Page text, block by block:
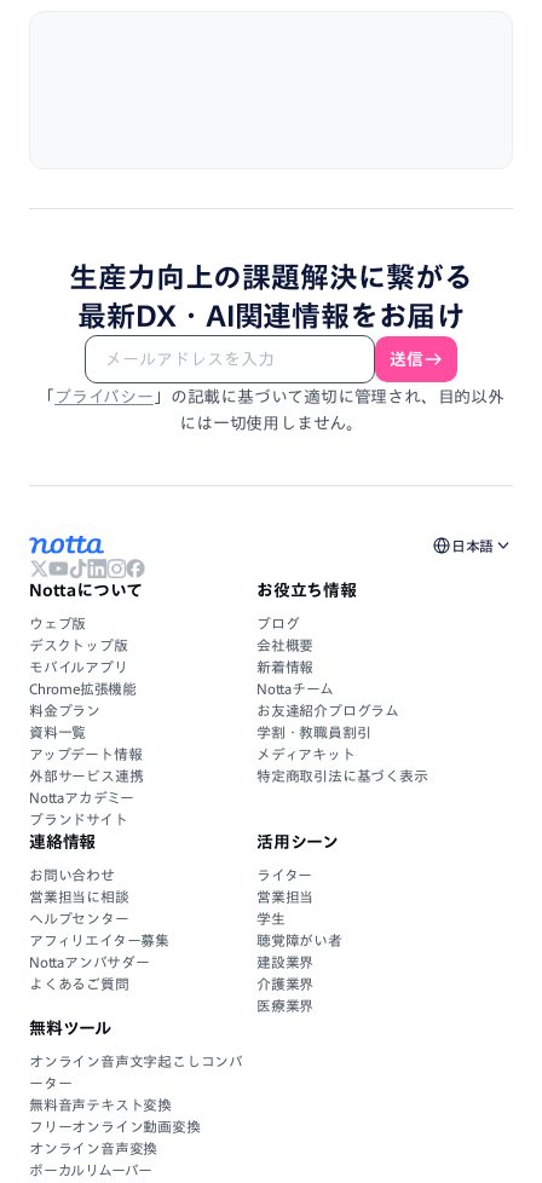
生産力向上の課題解決に繋がる
最新DX・ AI関連情報を お届け
送信
「 プライバシー 」 の記載に基づいて適切に管理され、
目的以外
には一切使用しません。
日本語
Nottaについて
ウェブ版
デスクトップ版
モバイルアプリ
Chrome拡張機能
料金プラン
資料一覧
アップデート情報
外部サービス連携
Nottaアカデミー
ブランドサイト
お役立ち情報
ブログ
会社概要
新着情報
Nottaチーム
お友達紹介プログラム
学割・教職員割引
メディアキット
特定商取引法に基づく表示
連絡情報
お問い合わせ
営業担当に相談
ヘルプセンター
アフィリエイター募集
Nottaアンバサダー
よくあるご質問
活用シーン
ライター
営業担当
学生
聴覚障がい者
建設業界
介護業界
医療業界
無料ツール
オンライン音声文字起こしコンバ
ーター
無料音声テキスト変換
フリーオンライン動画変換
オンライン音声変換
ボーカルリムーバー